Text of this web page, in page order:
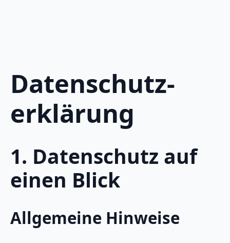
Datenschutz­
erklärung
1. Datenschutz auf
einen Blick
Allgemeine Hinweise